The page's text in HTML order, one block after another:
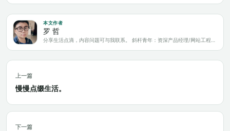
本文作者
罗 哲
上一篇
慢慢点缀生活。
下一篇